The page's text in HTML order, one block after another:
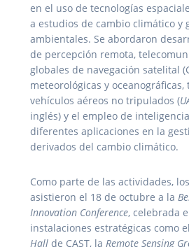
en el uso de tecnologías
a estudios de cambio climático y
ambientales. Se abordaron
de percepción remota,
globales de navegación satelital
meteorológicas y oceanográficas,
vehículos aéreos no tripulados (
inglés) y el empleo de
diferentes aplicaciones en la
derivados del cambio climático.
Como parte de las actividades,
asistieron el 18 de octubre a la
Innovation Conference, celebrada
instalaciones estratégicas como el
Hall de CAST, la Remote Sensing